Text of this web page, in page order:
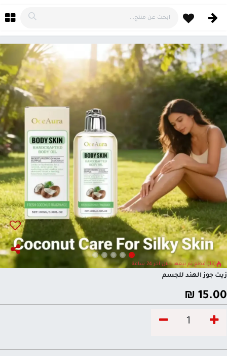
(13) قطع تم بيعها خلال آخر 24 ساعة
زيت جوز الهند للجسم
15.00
₪